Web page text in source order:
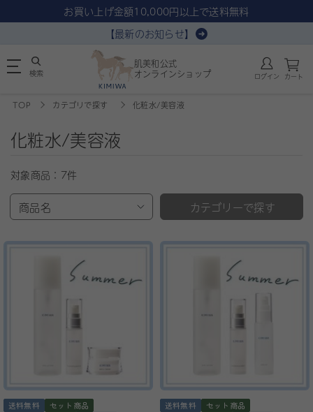
お買い上げ金額10,000円以上で送料無料
【最新のお知らせ】
肌美和公式
オンラインショップ
検索 ログイン カート
TOP カテゴリで探す 化粧水/美容液
化粧水/美容液
対象商品： 7件
商品名 カテゴリーで探す
送料無料
セット商品
送料無料
セット商品